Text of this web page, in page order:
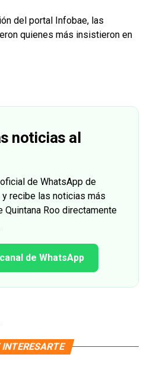
del portal Infobae, las
quienes más insistieron en
noticias al
de WhatsApp de
y recibe las noticias más
Quintana Roo directamente
de WhatsApp
INTERESARTE